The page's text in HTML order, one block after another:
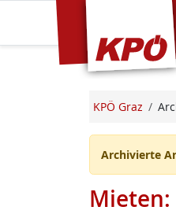
KPÖ Graz
Archivierte